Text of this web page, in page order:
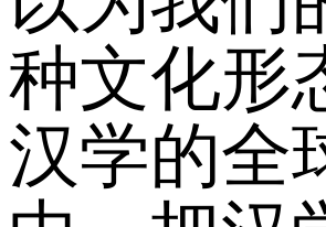
种文化形
汉学的全